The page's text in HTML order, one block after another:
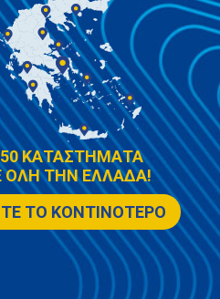
ΚΑΤΑΣΤΗΜΑΤΑ
ΟΛΗ ΤΗΝ ΕΛΛΑΔΑ!
ΤΟ ΚΟΝΤΙΝΟΤΕΡΟ